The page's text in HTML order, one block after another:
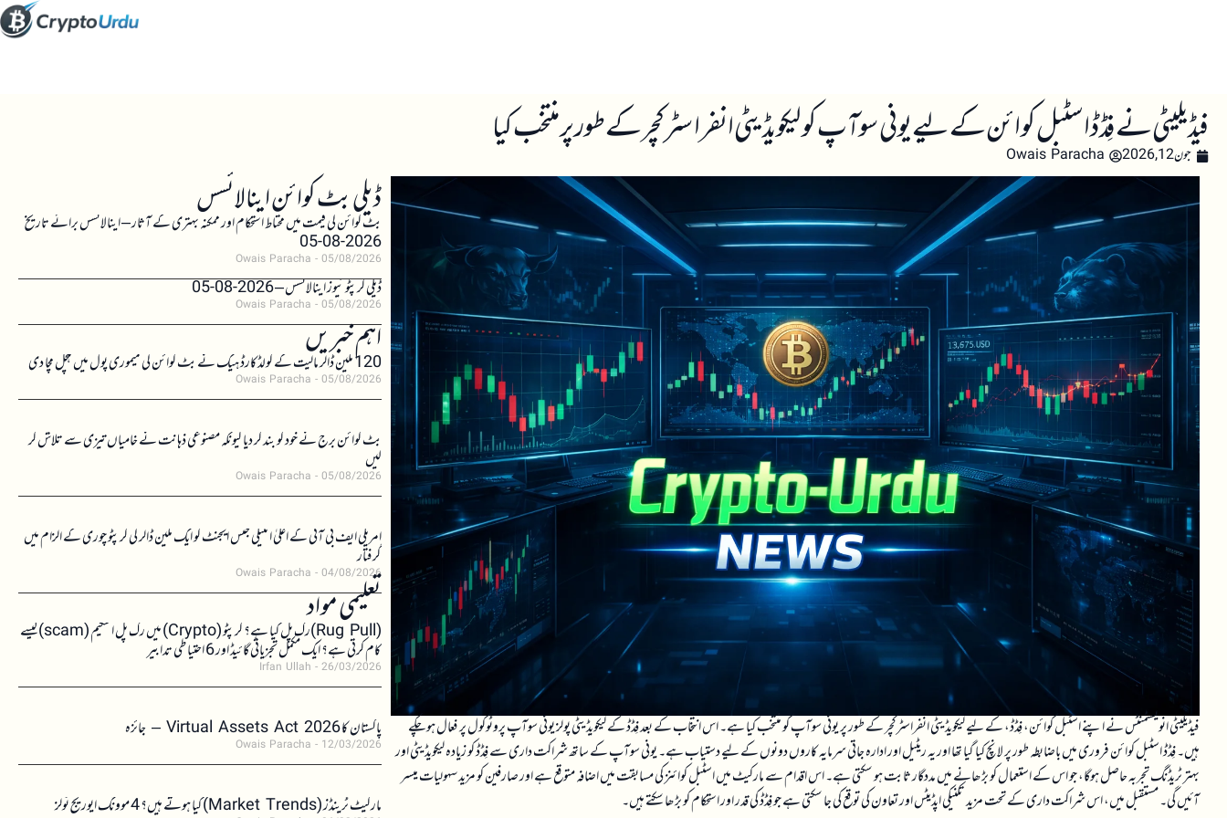
فیڈیلیٹی نے فِڈڈ اسٹبل کوائن کے لیے یونی سوآپ کو لیکویڈیٹی انفراسٹرکچر کے طور پر منتخب کیا
جون 12, 2026 Owais Paracha
فیڈیلیٹی انویسٹمنٹس نے اپنے اسٹبل کوائن، فِڈڈ، کے لیے لیکویڈیٹی انفراسٹرکچر کے طور پر یونی سوآپ کو منتخب کیا ہے۔ اس انتخاب کے بعد فِڈڈ کے لیکویڈیٹی پولز یونی سوآپ پروٹوکول پر فعال ہو چکے
ہیں۔ فِڈڈ اسٹبل کوائن فروری میں باضابطہ طور پر لانچ کیا گیا تھا اور یہ ریٹیل اور ادارہ جاتی سرمایہ کاروں دونوں کے لیے دستیاب ہے۔ یونی سوآپ کے ساتھ شراکت داری سے فِڈڈ کو زیادہ لیکویڈیٹی اور
بہتر ٹریڈنگ تجربہ حاصل ہوگا، جو اس کے استعمال کو بڑھانے میں مددگار ثابت ہو سکتی ہے۔ اس اقدام سے مارکیٹ میں اسٹبل کوائنز کی مسابقت میں اضافہ متوقع ہے اور صارفین کو مزید سہولیات میسر
آئیں گی۔ مستقبل میں، اس شراکت داری کے تحت مزید تکنیکی اپڈیٹس اور تعاون کی توقع کی جا سکتی ہے جو فِڈڈ کی قدر اور استحکام کو بڑھا سکتے ہیں۔
ڈیلی بٹ کوائن اینالائسس
بٹ کوائن کی قیمت میں محتاط استحکام اور ممکنہ بہتری کے آثار – اینالائسس برائے تاریخ
2026-08-05
Owais Paracha 05/08/2026
ڈیلی کرپٹو نیوز اینالائسس – 2026-08-05
Owais Paracha 05/08/2026
اہم خبریں
120 ملین ڈالر مالیت کے کولڈکارڈ ہیک نے بٹ کوائن کی میموری پول میں ہلچل مچا دی
Owais Paracha 05/08/2026
بٹ کوائن برج نے خود کو بند کر دیا کیونکہ مصنوعی ذہانت نے خامیاں تیزی سے تلاش کر
لیں
Owais Paracha 05/08/2026
امریکی ایف بی آئی کے اعلیٰ انٹیلی جنس ایجنٹ کو ایک ملین ڈالر کی کرپٹو چوری کے الزام میں
گرفتار
Owais Paracha 04/08/2026
تعلیمی مواد (Rug Pull)رگ پل کیا ہے؟ کرپٹو (Crypto) میں رگ پل اسکیم (scam)کیسے
کام کرتی ہے؟ ایک مکمل تجزیاتی گائیڈ اور 6 احتیاطی تدابیر
Irfan Ullah 26/03/2026
پاکستان کا Virtual Assets Act 2026 – جائزہ
Owais Paracha 12/03/2026
مارکیٹ ٹرینڈز (Market Trends) کیا ہوتے ہیں؟ 4 موونگ ایوریج ٹولز